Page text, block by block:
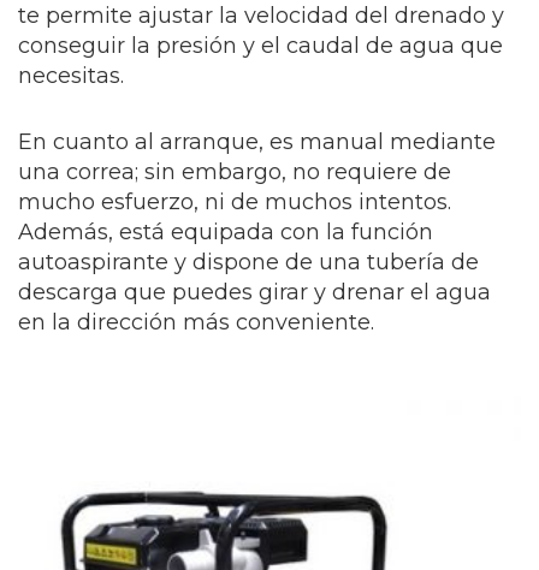
te permite ajustar la velocidad del drenado y
conseguir la presión y el caudal de agua que
necesitas.
En cuanto al arranque, es manual mediante
una correa; sin embargo, no requiere de
mucho esfuerzo, ni de muchos intentos.
Además, está equipada con la función
autoaspirante y dispone de una tubería de
descarga que puedes girar y drenar el agua
en la dirección más conveniente.